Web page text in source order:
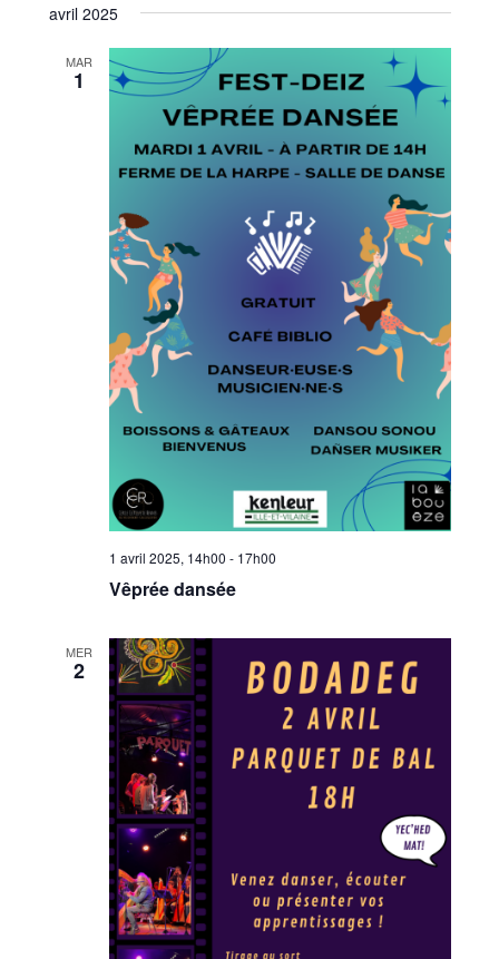
avril 2025
MAR
1
1 avril 2025, 14h00 - 17h00
Vêprée dansée
MER
2